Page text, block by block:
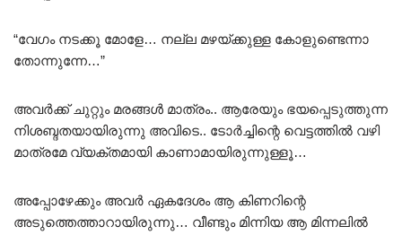
“വേഗം നടക്കൂ മോളേ… നല്ല മഴയ്ക്കുള്ള കോളുണ്ടെന്നാ
തോന്നുന്നേ…”
അവർക്ക് ചുറ്റും മരങ്ങൾ മാത്രം.. ആരേയും ഭയപ്പെടുത്തുന്ന
നിശബ്ദതയായിരുന്നു അവിടെ.. ടോർച്ചിന്റെ വെട്ടത്തിൽ വഴി
മാത്രമേ വ്യക്തമായി കാണാമായിരുന്നുള്ളൂ…
അപ്പോഴേക്കും അവർ ഏകദേശം ആ കിണറിന്റെ
അടുത്തെത്താറായിരുന്നു… വീണ്ടും മിന്നിയ ആ മിന്നലിൽ